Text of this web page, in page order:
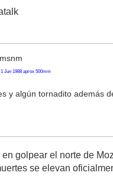
Jun 1988 aprox 500mm
y algún tornadito además
golpear el norte de
se elevan